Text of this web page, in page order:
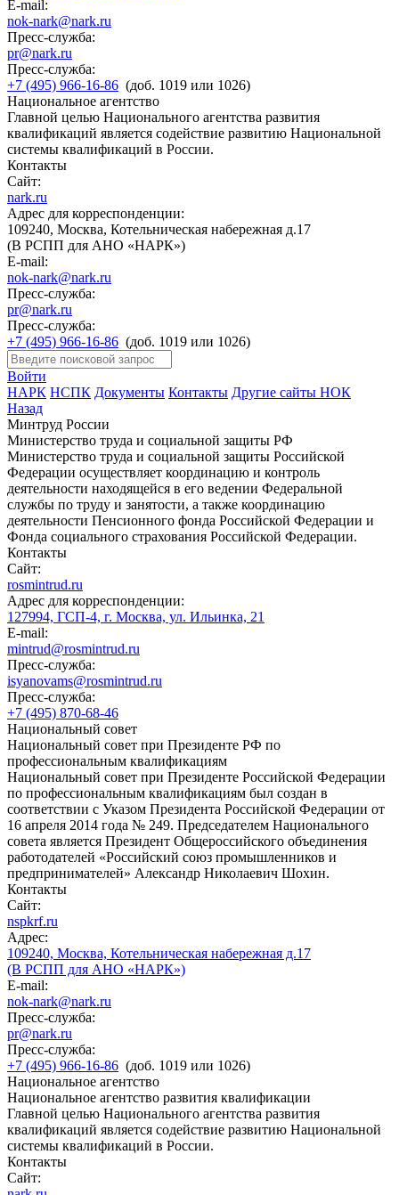
E-mail:
nok-nark@nark.ru
Пресс-служба:
pr@nark.ru
Пресс-служба:
+7 (495) 966-16-86 (доб. 1019 или 1026)
Национальное агентство
Главной целью Национального агентства развития
квалификаций является содействие развитию Национальной
системы квалификаций в России.
Контакты
Сайт:
nark.ru
Адрес для корреспонденции:
109240, Москва, Котельническая набережная д.17
(В РСПП для АНО «НАРК»)
E-mail:
nok-nark@nark.ru
Пресс-служба:
pr@nark.ru
Пресс-служба:
+7 (495) 966-16-86 (доб. 1019 или 1026)
Войти
НАРК НСПК Документы Контакты Другие сайты НОК
Назад
Минтруд России
Министерство труда и социальной защиты РФ
Министерство труда и социальной защиты Российской
Федерации осуществляет координацию и контроль
деятельности находящейся в его ведении Федеральной
службы по труду и занятости, а также координацию
деятельности Пенсионного фонда Российской Федерации и
Фонда социального страхования Российской Федерации.
Контакты
Сайт:
rosmintrud.ru
Адрес для корреспонденции:
127994, ГСП-4, г. Москва, ул. Ильинка, 21
E-mail:
mintrud@rosmintrud.ru
Пресс-служба:
isyanovams@rosmintrud.ru
Пресс-служба:
+7 (495) 870-68-46
Национальный совет
Национальный совет при Президенте РФ по
профессиональным квалификациям
Национальный совет при Президенте Российской Федерации
по профессиональным квалификациям был создан в
соответствии с Указом Президента Российской Федерации от
16 апреля 2014 года № 249. Председателем Национального
совета является Президент Общероссийского объединения
работодателей «Российский союз промышленников и
предпринимателей» Александр Николаевич Шохин.
Контакты
Сайт:
nspkrf.ru
Адрес:
109240, Москва, Котельническая набережная д.17
(В РСПП для АНО «НАРК»)
E-mail:
nok-nark@nark.ru
Пресс-служба:
pr@nark.ru
Пресс-служба:
+7 (495) 966-16-86 (доб. 1019 или 1026)
Национальное агентство
Национальное агентство развития квалификации
Главной целью Национального агентства развития
квалификаций является содействие развитию Национальной
системы квалификаций в России.
Контакты
Сайт: